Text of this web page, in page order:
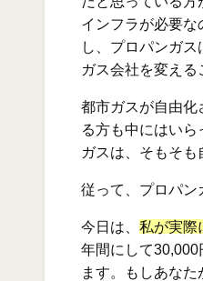
インフラが必要
し、プロパンガ
ガス会社を変える
都市ガスが自由化
る方も中にはい
ガスは、そもそも
従って、プロパン
今日は、私が実際
年間にして
ます。もしあな